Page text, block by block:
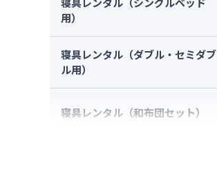
用）
寝具レンタル（ダブル・セミダブ
ル用）
寝具レンタル（和布団セット）